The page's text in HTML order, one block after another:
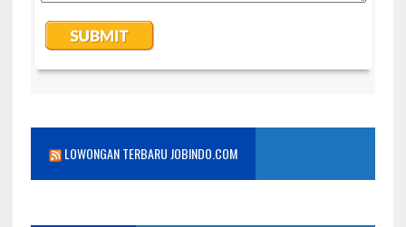
LOWONGAN TERBARU JOBINDO.COM